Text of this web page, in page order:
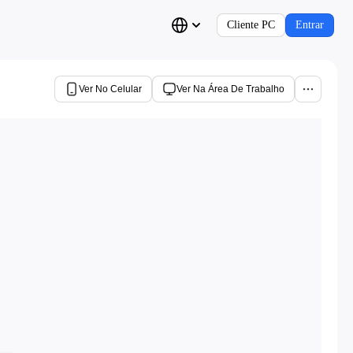
Cliente PC Entrar
Ver No Celular Ver Na Área De Trabalho